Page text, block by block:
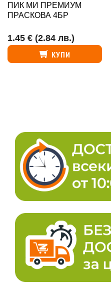
ПИК МИ ПРЕМИУМ
ПРАСКОВА 4БР
1.45 € (2.84 лв.)
КУПИ